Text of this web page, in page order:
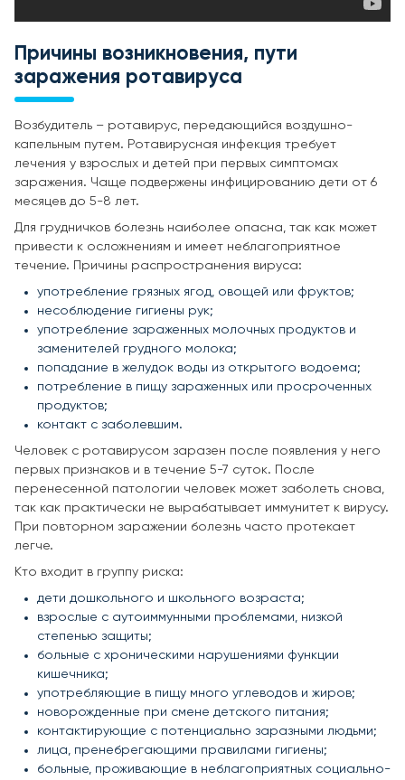
Причины возникновения, пути
заражения ротавируса
Возбудитель – ротавирус, передающийся воздушно-
капельным путем. Ротавирусная инфекция требует
лечения у взрослых и детей при первых симптомах
заражения. Чаще подвержены инфицированию дети от 6
месяцев до 5-8 лет.
Для грудничков болезнь наиболее опасна, так как может
привести к осложнениям и имеет неблагоприятное
течение. Причины распространения вируса:
употребление грязных ягод, овощей или фруктов;
несоблюдение гигиены рук;
употребление зараженных молочных продуктов и
заменителей грудного молока;
попадание в желудок воды из открытого водоема;
потребление в пищу зараженных или просроченных
продуктов;
контакт с заболевшим.
Человек с ротавирусом заразен после появления у него
первых признаков и в течение 5-7 суток. После
перенесенной патологии человек может заболеть снова,
так как практически не вырабатывает иммунитет к вирусу.
При повторном заражении болезнь часто протекает
легче.
Кто входит в группу риска:
дети дошкольного и школьного возраста;
взрослые с аутоиммунными проблемами, низкой
степенью защиты;
больные с хроническими нарушениями функции
кишечника;
употребляющие в пищу много углеводов и жиров;
новорожденные при смене детского питания;
контактирующие с потенциально заразными людьми;
лица, пренебрегающими правилами гигиены;
больные, проживающие в неблагоприятных социально-